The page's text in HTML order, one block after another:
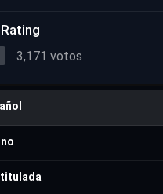
3,171 votos